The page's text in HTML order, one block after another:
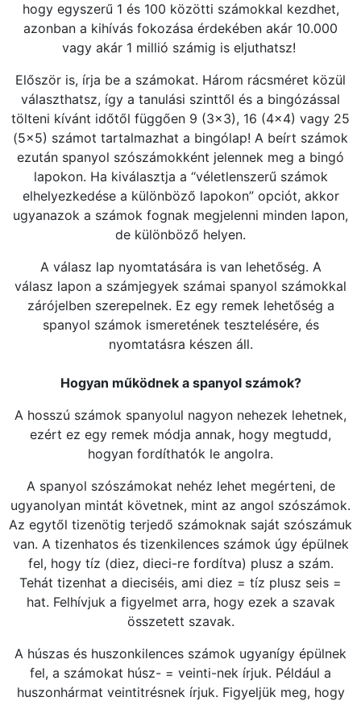
hogy egyszerű 1 és 100 közötti számokkal kezdhet,
azonban a kihívás fokozása érdekében akár 10.000
vagy akár 1 millió számig is eljuthatsz!
Először is, írja be a számokat. Három rácsméret közül
választhatsz, így a tanulási szinttől és a bingózással
tölteni kívánt időtől függően 9 (3x3), 16 (4x4) vagy 25
(5x5) számot tartalmazhat a bingólap! A beírt számok
ezután spanyol szószámokként jelennek meg a bingó
lapokon. Ha kiválasztja a “véletlenszerű számok
elhelyezkedése a különböző lapokon” opciót, akkor
ugyanazok a számok fognak megjelenni minden lapon,
de különböző helyen.
A válasz lap nyomtatására is van lehetőség. A
válasz lapon a számjegyek számai spanyol számokkal
zárójelben szerepelnek. Ez egy remek lehetőség a
spanyol számok ismeretének tesztelésére, és
nyomtatásra készen áll.
Hogyan működnek a spanyol számok?
A hosszú számok spanyolul nagyon nehezek lehetnek,
ezért ez egy remek módja annak, hogy megtudd,
hogyan fordíthatók le angolra.
A spanyol szószámokat nehéz lehet megérteni, de
ugyanolyan mintát követnek, mint az angol szószámok.
Az egytől tizenötig terjedő számoknak saját szószámuk
van. A tizenhatos és tizenkilences számok úgy épülnek
fel, hogy tíz (diez, dieci-re fordítva) plusz a szám.
Tehát tizenhat a dieciséis, ami diez = tíz plusz seis =
hat. Felhívjuk a figyelmet arra, hogy ezek a szavak
összetett szavak.
A húszas és huszonkilences számok ugyanígy épülnek
fel, a számokat húsz- = veinti-nek írjuk. Például a
huszonhármat veintitrésnek írjuk. Figyeljük meg, hogy